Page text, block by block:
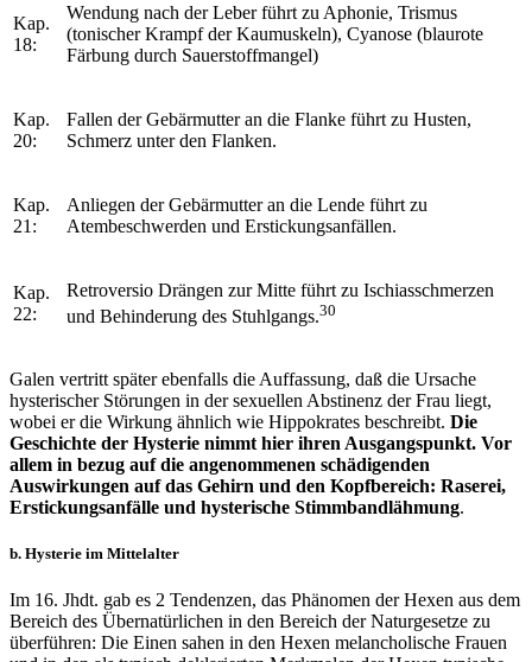
Kap.
18:
Wendung nach der Leber führt zu Aphonie, Trismus
(tonischer Krampf der Kaumuskeln), Cyanose (blaurote
Färbung durch Sauerstoffmangel)
Kap.
20:
Fallen der Gebärmutter an die Flanke führt zu Husten,
Schmerz unter den Flanken.
Kap.
21:
Anliegen der Gebärmutter an die Lende führt zu
Atembeschwerden und Erstickungsanfällen.
Kap.
22:
Retroversio Drängen zur Mitte führt zu Ischiasschmerzen
und Behinderung des Stuhlgangs.30
Galen vertritt später ebenfalls die Auffassung, daß die Ursache
hysterischer Störungen in der sexuellen Abstinenz der Frau liegt,
wobei er die Wirkung ähnlich wie Hippokrates beschreibt. Die
Geschichte der Hysterie nimmt hier ihren Ausgangspunkt. Vor
allem in bezug auf die angenommenen schädigenden
Auswirkungen auf das Gehirn und den Kopfbereich: Raserei,
Erstickungsanfälle und hysterische Stimmbandlähmung.
b. Hysterie im Mittelalter
Im 16. Jhdt. gab es 2 Tendenzen, das Phänomen der Hexen aus dem
Bereich des Übernatürlichen in den Bereich der Naturgesetze zu
überführen: Die Einen sahen in den Hexen melancholische Frauen